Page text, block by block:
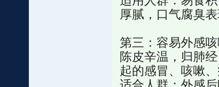
厚腻，口气腐臭
第三：容易外感
陈皮辛温，归肺
起的感冒、咳嗽